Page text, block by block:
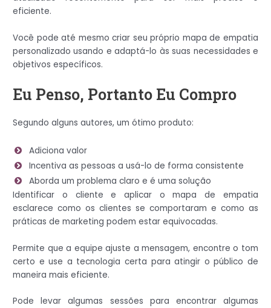
eficiente.
Você pode até mesmo criar seu próprio mapa de empatia
personalizado usando e adaptá-lo às suas necessidades e
objetivos específicos.
Eu Penso, Portanto Eu Compro
Segundo alguns autores, um ótimo produto:
Adiciona valor
Incentiva as pessoas a usá-lo de forma consistente
Aborda um problema claro e é uma solução
Identificar o cliente e aplicar o mapa de empatia
esclarece como os clientes se comportaram e como as
práticas de marketing podem estar equivocadas.
Permite que a equipe ajuste a mensagem, encontre o tom
certo e use a tecnologia certa para atingir o público de
maneira mais eficiente.
Pode levar algumas sessões para encontrar algumas